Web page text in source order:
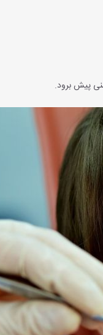
پیش برود.